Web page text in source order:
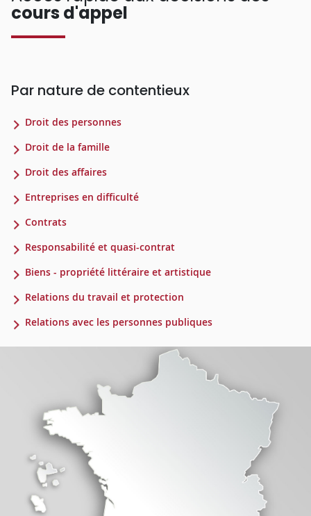
cours d'appel
Par nature de contentieux
Droit des personnes
Droit de la famille
Droit des affaires
Entreprises en difficulté
Contrats
Responsabilité et quasi-contrat
Biens - propriété littéraire et artistique
Relations du travail et protection
Relations avec les personnes publiques